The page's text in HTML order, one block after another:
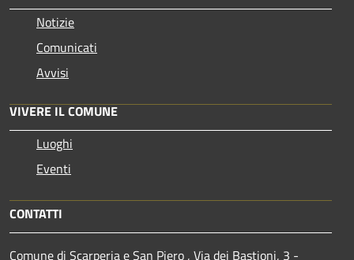
Notizie
Comunicati
Avvisi
VIVERE IL COMUNE
Luoghi
Eventi
CONTATTI
Comune di Scarperia e San Piero , Via dei Bastioni, 3 -